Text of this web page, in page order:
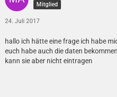
Mitglied
24. Juli 2017
hallo ich hätte eine frage ich habe
euch habe auch die daten bekommen
kann sie aber nicht eintragen